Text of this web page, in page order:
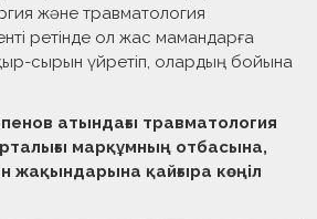
және травматология
ретінде ол жас мамандарға
қыр-сырын үйретіп, олардың бойына
атындағы травматология
марқұмның отбасына,
жақындарына қайғыра көңіл